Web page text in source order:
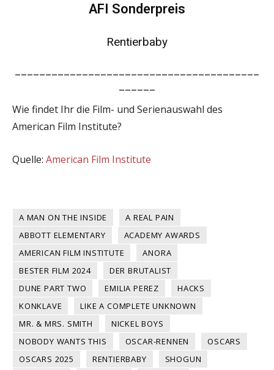
AFI Sonderpreis
Rentierbaby
Wie findet Ihr die Film- und Serienauswahl des
American Film Institute?
Quelle: American Film Institute
A MAN ON THE INSIDE
A REAL PAIN
ABBOTT ELEMENTARY
ACADEMY AWARDS
AMERICAN FILM INSTITUTE
ANORA
BESTER FILM 2024
DER BRUTALIST
DUNE PART TWO
EMILIA PEREZ
HACKS
KONKLAVE
LIKE A COMPLETE UNKNOWN
MR. & MRS. SMITH
NICKEL BOYS
NOBODY WANTS THIS
OSCAR-RENNEN
OSCARS
OSCARS 2025
RENTIERBABY
SHOGUN